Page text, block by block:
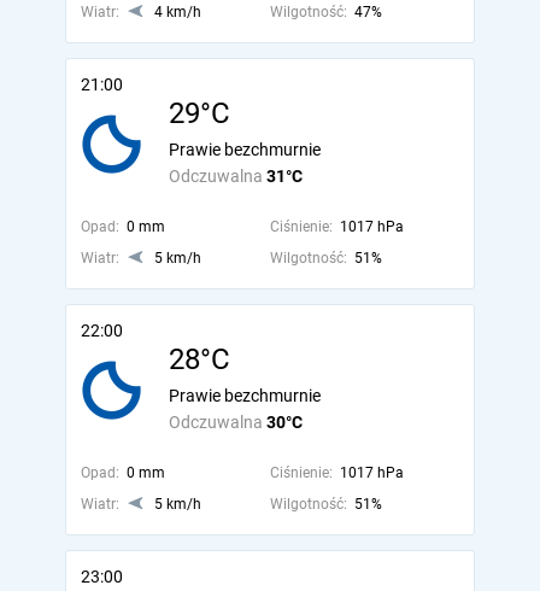
Wiatr:
4 km/h Wilgotność: 47%
21:00
29°C
Odczuwalna 31°C
Prawie bezchmurnie
Opad: 0 mm Ciśnienie: 1017 hPa
Wiatr:
5 km/h Wilgotność: 51%
22:00
28°C
Odczuwalna 30°C
Prawie bezchmurnie
Opad: 0 mm Ciśnienie: 1017 hPa
Wiatr:
5 km/h Wilgotność: 51%
23:00